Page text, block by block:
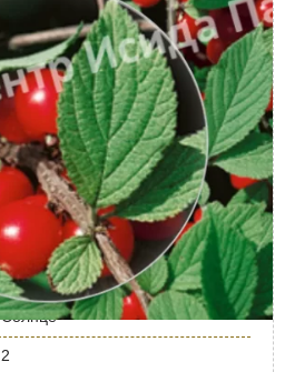
Летний
Май, Июнь
Кустарник
Март, Апрель, Май
умеренная
2
Закрытая
Солнце
2